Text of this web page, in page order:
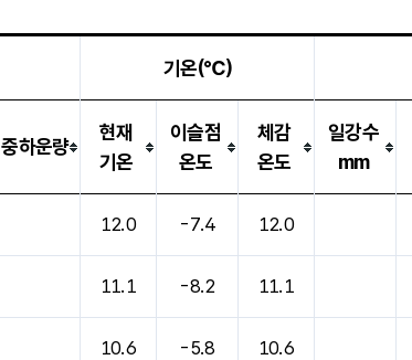
기온(℃)
중하운량
현재
기온
이슬점
온도
체감
온도
일강수
mm
12.0 -7.4 12.0
11.1 -8.2 11.1
10.6 -5.8 10.6